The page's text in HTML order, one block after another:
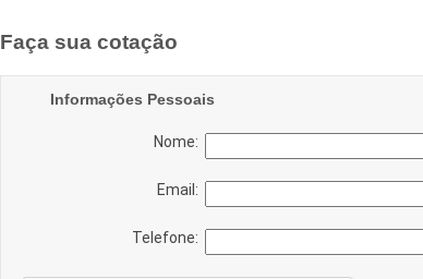
Faça sua cotação
Informações Pessoais
Nome:
Email:
Telefone: